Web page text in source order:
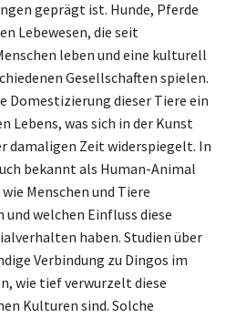
geprägt ist. Hunde, Pferde
Lebewesen, die seit
leben und eine kulturell
Gesellschaften spielen.
Domestizierung dieser Tiere ein
Lebens, was sich in der Kunst
damaligen Zeit widerspiegelt. In
bekannt als Human-Animal
Menschen und Tiere
welchen Einfluss diese
haben. Studien über
Verbindung zu Dingos im
wie tief verwurzelt diese
Kulturen sind. Solche